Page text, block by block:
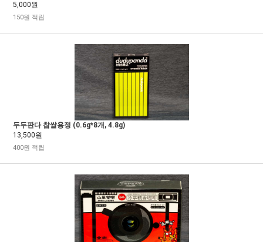
5,000원
150원 적립
두두판다 찹쌀용정 (0.6g*8개, 4.8g)
13,500원
400원 적립